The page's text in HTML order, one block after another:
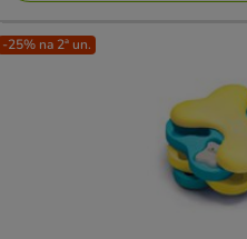
-25% na 2ª un.